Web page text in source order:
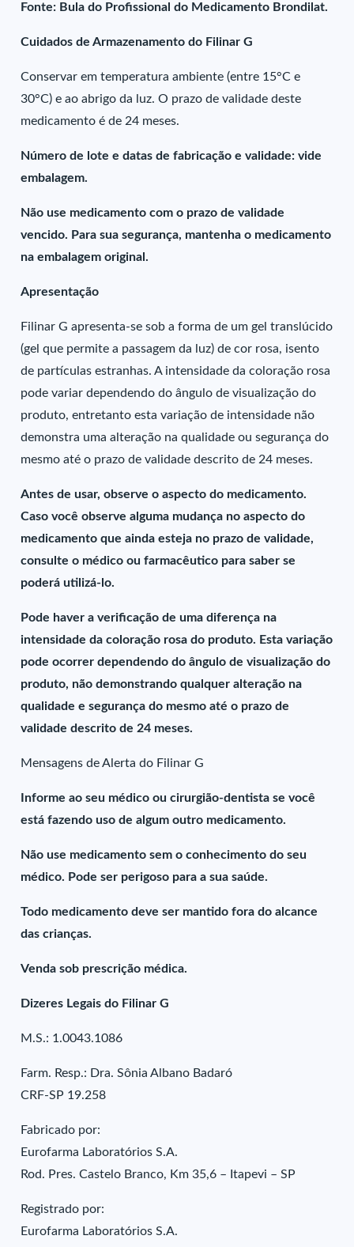
Fonte: Bula do Profissional do Medicamento Brondilat.
Cuidados de Armazenamento do Filinar G
Conservar em temperatura ambiente (entre 15°C e
30°C) e ao abrigo da luz. O prazo de validade deste
medicamento é de 24 meses.
Número de lote e datas de fabricação e validade: vide
embalagem.
Não use medicamento com o prazo de validade
vencido. Para sua segurança, mantenha o medicamento
na embalagem original.
Apresentação
Filinar G apresenta-se sob a forma de um gel translúcido
(gel que permite a passagem da luz) de cor rosa, isento
de partículas estranhas. A intensidade da coloração rosa
pode variar dependendo do ângulo de visualização do
produto, entretanto esta variação de intensidade não
demonstra uma alteração na qualidade ou segurança do
mesmo até o prazo de validade descrito de 24 meses.
Antes de usar, observe o aspecto do medicamento.
Caso você observe alguma mudança no aspecto do
medicamento que ainda esteja no prazo de validade,
consulte o médico ou farmacêutico para saber se
poderá utilizá-lo.
Pode haver a verificação de uma diferença na
intensidade da coloração rosa do produto. Esta variação
pode ocorrer dependendo do ângulo de visualização do
produto, não demonstrando qualquer alteração na
qualidade e segurança do mesmo até o prazo de
validade descrito de 24 meses.
Mensagens de Alerta do Filinar G
Informe ao seu médico ou cirurgião-dentista se você
está fazendo uso de algum outro medicamento.
Não use medicamento sem o conhecimento do seu
médico. Pode ser perigoso para a sua saúde.
Todo medicamento deve ser mantido fora do alcance
das crianças.
Venda sob prescrição médica.
Dizeres Legais do Filinar G
M.S.: 1.0043.1086
Farm. Resp.: Dra. Sônia Albano Badaró
CRF-SP 19.258
Fabricado por:
Eurofarma Laboratórios S.A.
Rod. Pres. Castelo Branco, Km 35,6 – Itapevi – SP
Registrado por:
Eurofarma Laboratórios S.A.